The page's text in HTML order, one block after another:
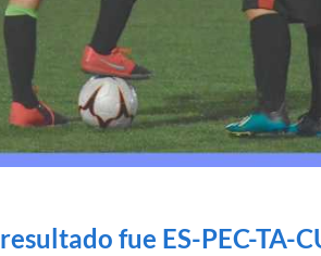
resultado fue ES-PEC-TA-